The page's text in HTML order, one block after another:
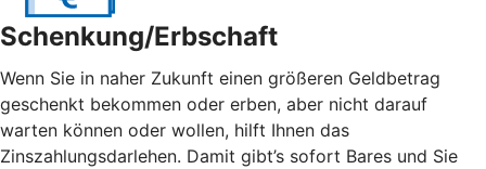
Schenkung/Erbschaft
Wenn Sie in naher Zukunft einen größeren Geldbetrag
geschenkt bekommen oder erben, aber nicht darauf
warten können oder wollen, hilft Ihnen das
Zinszahlungsdarlehen. Damit gibt’s sofort Bares und Sie